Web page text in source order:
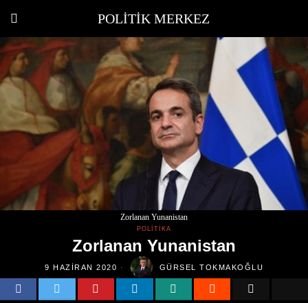
POLITIK MERKEZ
Zorlanan Yunanistan
POLITIKA
Zorlanan Yunanistan
9 HAZIRAN 2020 GÜRSEL TOKMAKOĞLU